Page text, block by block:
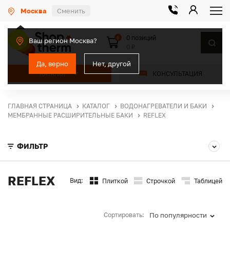
Москва Сменить
Ваш регион Москва?
Да, верно Нет, другой
КАТАЛОГ КОНСУЛЬТАЦИЯ
0
0 позиций
ГЛАВНАЯ СТРАНИЦА КАТАЛОГ
ВОДОНАГРЕВАТЕЛИ И БАКИ
МЕМБРАННЫЕ РАСШИРИТЕЛЬНЫЕ БАКИ
REFLEX
ФИЛЬТР
REFLEX Вид: Плиткой Строчкой Таблицей
Сортировать: По популярности